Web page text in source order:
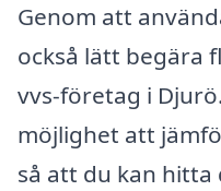
Genom att
också lätt begära
vvs-företag i
möjlighet att
så att du kan hitta